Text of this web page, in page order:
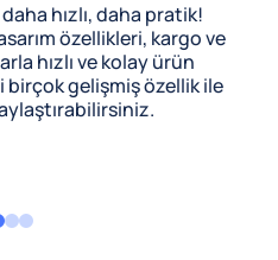
hızlı, daha pratik!
özellikleri, kargo ve
hızlı ve kolay ürün
birçok gelişmiş özellik ile